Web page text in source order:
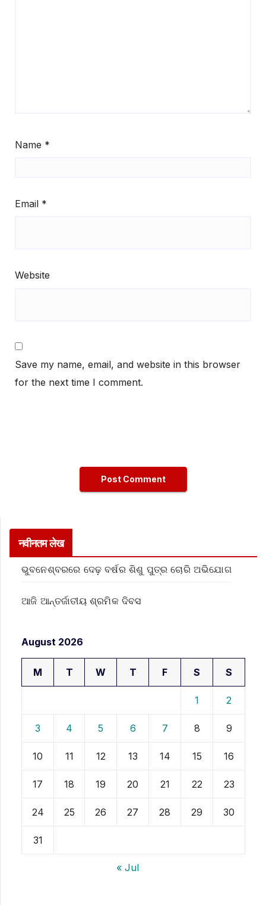
Name *
Email *
Website
Save my name, email, and website in this browser
for the next time I comment.
नवीनतम लेख
ଭୁବନେଶ୍ବରରେ ଦେଢ଼ ବର୍ଷର ଶିଶୁ ପୁତ୍ର ଚୋରି ଅଭିଯୋଗ
ଆଜି ଆନ୍ତର୍ଜାତୀୟ ଶ୍ରମିକ ଦିବସ
August 2026
M T W T F S S
1 2
3 4 5 6 7 8 9
10 11 12 13 14 15 16
17 18 19 20 21 22 23
24 25 26 27 28 29 30
31
« Jul